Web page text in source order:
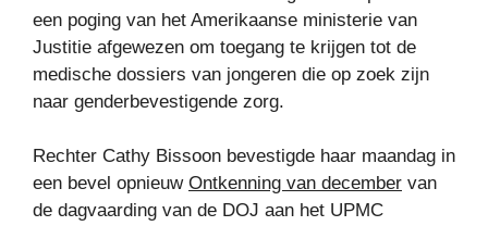
een poging van het Amerikaanse ministerie van
Justitie afgewezen om toegang te krijgen tot de
medische dossiers van jongeren die op zoek zijn
naar genderbevestigende zorg.
Rechter Cathy Bissoon bevestigde haar maandag in
een bevel opnieuw Ontkenning van december van
de dagvaarding van de DOJ aan het UPMC